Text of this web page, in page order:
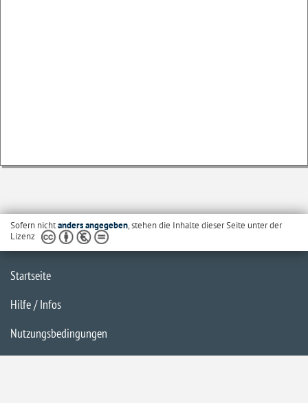
Sofern nichtanders angegeben, stehen die Inhalte dieser Seite unter der
Lizenz
Startseite
Hilfe / Infos
Nutzungsbedingungen